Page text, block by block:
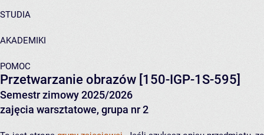
STUDIA
AKADEMIKI
POMOC
Przetwarzanie obrazów [150-IGP-1S-595]
Semestr zimowy 2025/2026
zajęcia warsztatowe, grupa nr 2